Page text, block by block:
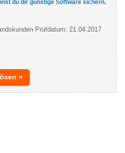
du dir günstige Software sichern.
Prüfdatum: 21.04.2017
»